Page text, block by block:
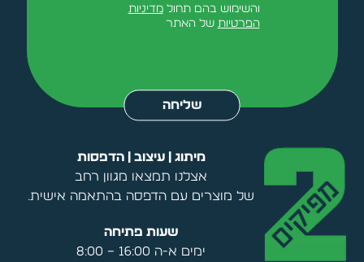
והשימוש בהם תחולמדיניות
הפרטיות של האתר
שליחה
מיתוג | עיצוב | הדפסות
אצלנו תמצאו מגוון רחב
של מוצרים עם הדפסה בהתאמה אישית.
שעות פתיחה
ימים א-ה 16:00 – 8:00